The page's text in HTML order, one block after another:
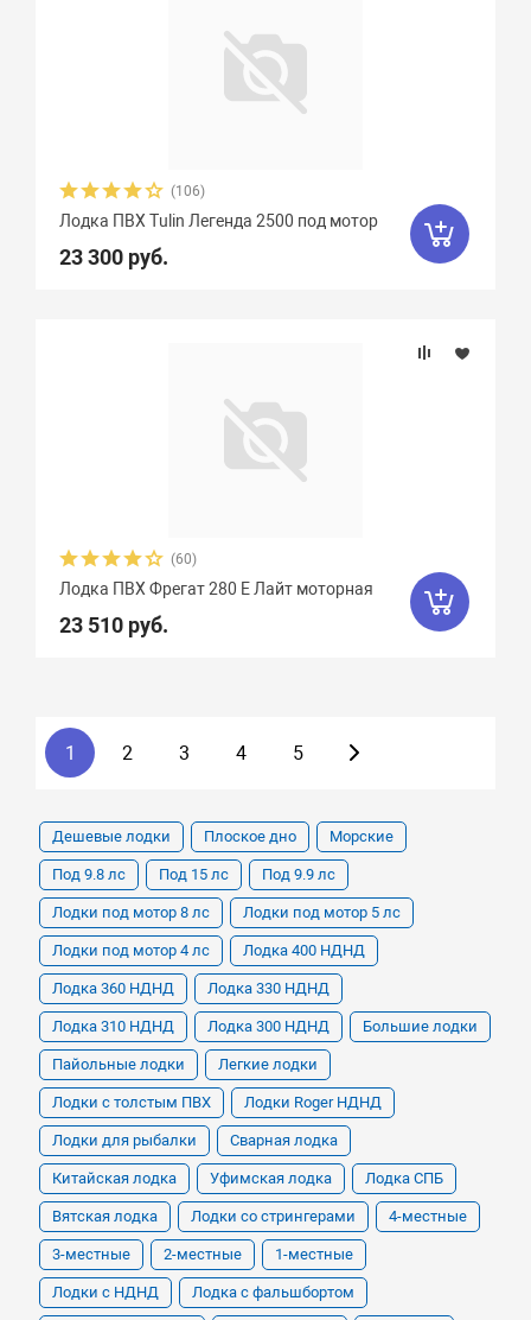
(106)
Лодка ПВХ Tulin Легенда 2500 под мотор
23 300 руб.
(60)
Лодка ПВХ Фрегат 280 Е Лайт моторная
23 510 руб.
1 2 3 4 5
Дешевые лодки Плоское дно Морские
Под 9.8 лс Под 15 лс Под 9.9 лс
Лодки под мотор 8 лс Лодки под мотор 5 лс
Лодки под мотор 4 лс Лодка 400 НДНД
Лодка 360 НДНД Лодка 330 НДНД
Лодка 310 НДНД Лодка 300 НДНД Большие лодки
Пайольные лодки Легкие лодки
Лодки с толстым ПВХ Лодки Roger НДНД
Лодки для рыбалки Сварная лодка
Китайская лодка Уфимская лодка Лодка СПБ
Вятская лодка Лодки со стрингерами 4-местные
3-местные 2-местные 1-местные
Лодки с НДНД Лодка с фальшбортом